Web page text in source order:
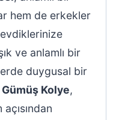
hem de erkekler
ve anlamlı bir
duygusal bir
Kolye,